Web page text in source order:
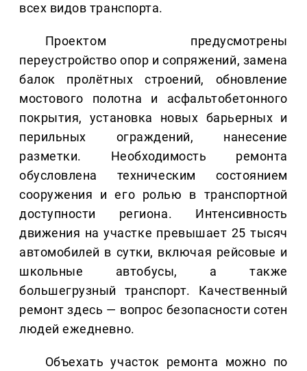
всех видов транспорта.
Проектом предусмотрены
переустройство опор и сопряжений, замена
балок пролётных строений, обновление
мостового полотна и асфальтобетонного
покрытия, установка новых барьерных и
перильных ограждений, нанесение
разметки. Необходимость ремонта
обусловлена техническим состоянием
сооружения и его ролью в транспортной
доступности региона. Интенсивность
движения на участке превышает 25 тысяч
автомобилей в сутки, включая рейсовые и
школьные автобусы, а также
большегрузный транспорт. Качественный
ремонт здесь — вопрос безопасности сотен
людей ежедневно.
Объехать участок ремонта можно по